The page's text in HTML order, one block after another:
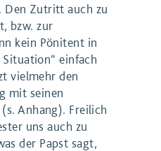
. Den Zutritt auch zu
bzw. zur
kein Pönitent in
einfach
vielmehr den
mit seinen
Anhang). Freilich
uns auch zu
der Papst sagt,